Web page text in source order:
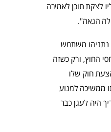
לצקת תוכן לאמירה
הגאה".
משתמש
החוץ, ורק כשזה
חוק שלו
ממשיכה למנוע
היה לעגן כבר